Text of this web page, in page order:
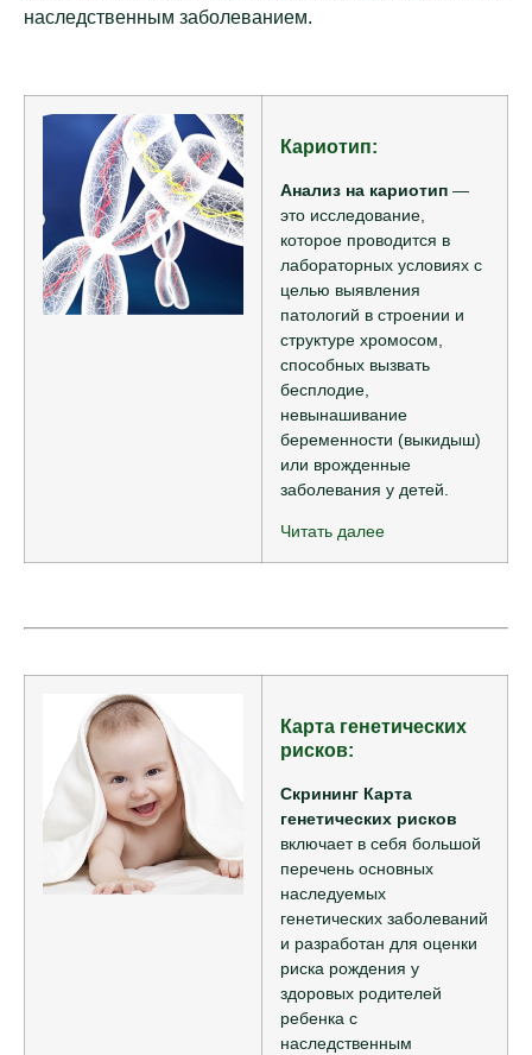
наследственным заболеванием.
Кариотип:
Анализ на кариотип —
это исследование,
которое проводится в
лабораторных условиях с
целью выявления
патологий в строении и
структуре хромосом,
способных вызвать
бесплодие,
невынашивание
беременности (выкидыш)
или врожденные
заболевания у детей.
Читать далее
Карта генетических
рисков:
Скрининг Карта
генетических рисков
включает в себя большой
перечень основных
наследуемых
генетических заболеваний
и разработан для оценки
риска рождения у
здоровых родителей
ребенка с
наследственным